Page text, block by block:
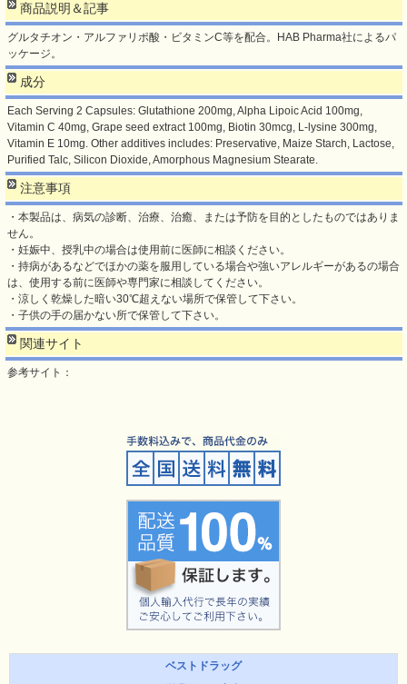
商品説明＆記事
グルタチオン・アルファリポ酸・ビタミンC等を配合。HAB Pharma社によるパ
ッケージ。
成分
Each Serving 2 Capsules: Glutathione 200mg, Alpha Lipoic Acid 100mg,
Vitamin C 40mg, Grape seed extract 100mg, Biotin 30mcg, L-lysine 300mg,
Vitamin E 10mg. Other additives includes: Preservative, Maize Starch, Lactose,
Purified Talc, Silicon Dioxide, Amorphous Magnesium Stearate.
注意事項
・本製品は、病気の診断、治療、治癒、または予防を目的としたものではありま
せん。
・妊娠中、授乳中の場合は使用前に医師に相談ください。
・持病があるなどでほかの薬を服用している場合や強いアレルギーがあるの場合
は、使用する前に医師や専門家に相談してください。
・涼しく乾燥した暗い30℃超えない場所で保管して下さい。
・子供の手の届かない所で保管して下さい。
関連サイト
参考サイト：
ベストドラッグ